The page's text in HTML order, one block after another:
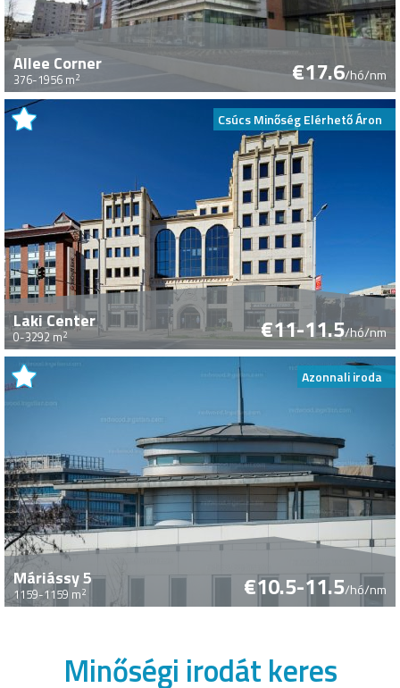
Allee Corner
376-1956 m2 €17.6/hó/nm
Csúcs Minőség Elérhető Áron
Laki Center
0-3292 m2 €11-11.5/hó/nm
Azonnali iroda
Máriássy 5
1159-1159 m2 €10.5-11.5/hó/nm
Minőségi irodát keres